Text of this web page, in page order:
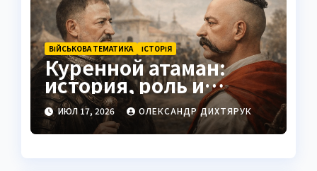
ВІЙСЬКОВА ТЕМАТИКА ІСТОРІЯ
Куренной атаман:
история, роль и
значение
ИЮЛ 17, 2026 ОЛЕКСАНДР ДИХТЯРУК